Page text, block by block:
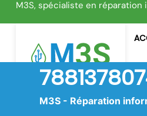
M3S, spécialiste en
M3S - Réparation